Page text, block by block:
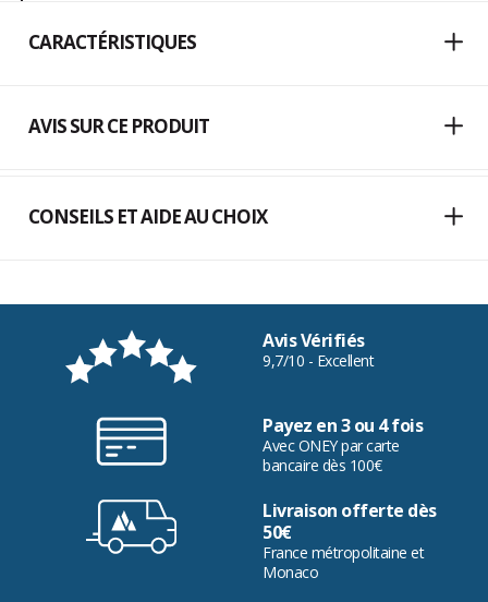
CARACTÉRISTIQUES
AVIS SUR CE PRODUIT
CONSEILS ET AIDE AU CHOIX
Avis Vérifiés
9,7/10 - Excellent
Payez en 3 ou 4 fois
Avec ONEY par carte
bancaire dès 100€
Livraison offerte dès
50€
France métropolitaine et
Monaco